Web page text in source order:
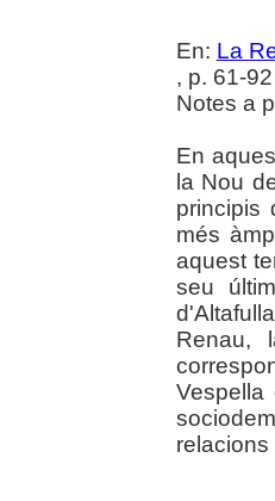
En: La
, p. 61-
Notes a
En
la Nou
principis
més
aquest
seu
Renau,
relacions